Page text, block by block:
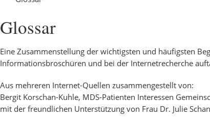
Glossar
Eine Zusammenstellung der wichtigsten und häufigsten
Informationsbroschüren und bei der Internetrecherche
Aus mehreren Internet-Quellen zusammengestellt von:
Bergit Korschan-Kuhle, MDS-Patienten Interessen
mit der freundlichen Unterstützung von Frau Dr. Julie